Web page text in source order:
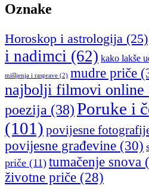
Oznake
Horoskop i astrologija (25)
i nadimci (62) kako lakše
mišljenja i rasprave (2) mudre priče
najbolji filmovi online
poezija (38)Poruke i
(101) povijesne
povijesne građevine (30)
priče (11) tumačenje snova
životne priče (28)